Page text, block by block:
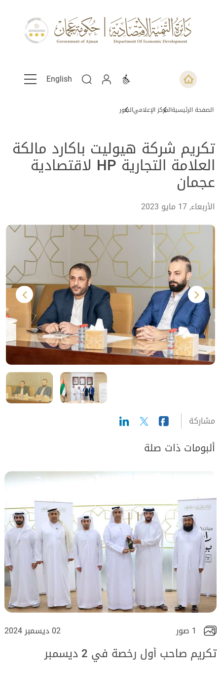
English
الصفحة الرئيسيةالمركز الإعلاميالصور
تكريم شركة هيوليت باكارد مالكة
العلامة التجارية HP لاقتصادية
عجمان
الأربعاء, 17 مايو 2023
مشاركة
ألبومات ذات صلة
1 صور 02 ديسمبر 2024
تكريم صاحب أول رخصة في 2 ديسمبر